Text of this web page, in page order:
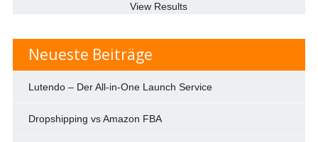
View Results
Neueste Beiträge
Lutendo – Der All-in-One Launch Service
Dropshipping vs Amazon FBA